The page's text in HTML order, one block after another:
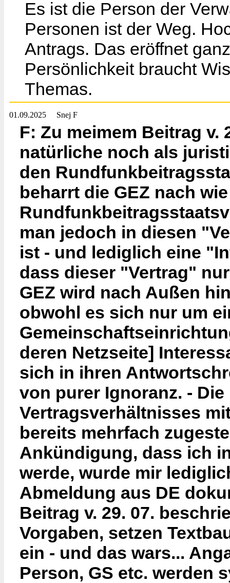
Es ist die Person der
Personen ist der Weg.
Antrags. Das eröffnet
Persönlichkeit braucht
Themas.
01.09.2025 Snej F
F: Zu meimem Beitrag v.
natürliche noch als
den
beharrt die GEZ nach
man jedoch in diesen
ist - und lediglich eine
dass dieser "Vertrag"
GEZ wird nach Außen
obwohl es sich nur um
deren Netzseite]
sich in ihren
von purer Ignoranz. -
Vertragsverhältnisses
bereits mehrfach
Ankündigung, dass ich
werde, wurde mir
Abmeldung aus DE
Beitrag v. 29. 07.
Vorgaben, setzen
ein - und das wars...
Person, GS etc. werden